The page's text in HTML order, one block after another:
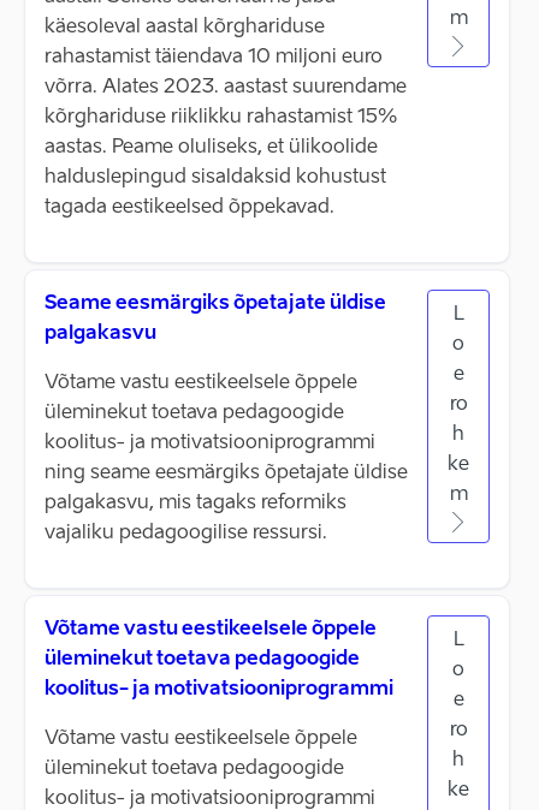
käesoleval aastal kõrghariduse
rahastamist täiendava 10 miljoni euro
võrra. Alates 2023. aastast suurendame
kõrghariduse riiklikku rahastamist 15%
aastas. Peame oluliseks, et ülikoolide
halduslepingud sisaldaksid kohustust
tagada eestikeelsed õppekavad.
m
Seame eesmärgiks õpetajate üldise
palgakasvu
Võtame vastu eestikeelsele õppele
üleminekut toetava pedagoogide
koolitus- ja motivatsiooniprogrammi
ning seame eesmärgiks õpetajate üldise
palgakasvu, mis tagaks reformiks
vajaliku pedagoogilise ressursi.
L
o
e
ro
h
ke
m
Võtame vastu eestikeelsele õppele
üleminekut toetava pedagoogide
koolitus- ja motivatsiooniprogrammi
Võtame vastu eestikeelsele õppele
üleminekut toetava pedagoogide
koolitus- ja motivatsiooniprogrammi
L
o
e
ro
h
ke